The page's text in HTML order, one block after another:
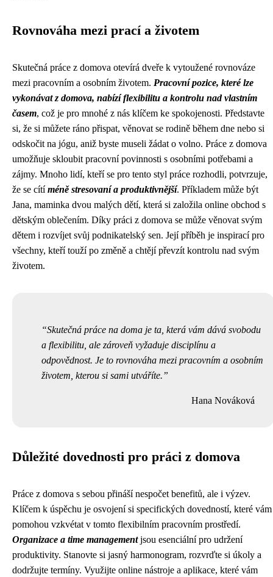
Rovnováha mezi prací a životem
Skutečná práce z domova otevírá dveře k vytoužené rovnováze
mezi pracovním a osobním životem. Pracovní pozice, které lze
vykonávat z domova, nabízí flexibilitu a kontrolu nad vlastním
časem, což je pro mnohé z nás klíčem ke spokojenosti. Představte
si, že si můžete ráno přispat, věnovat se rodině během dne nebo si
odskočit na jógu, aniž byste museli žádat o volno. Práce z domova
umožňuje skloubit pracovní povinnosti s osobními potřebami a
zájmy. Mnoho lidí, kteří se pro tento styl práce rozhodli, potvrzuje,
že se cítíméně stresovaní a produktivnější. Příkladem může být
Jana, maminka dvou malých dětí, která si založila online obchod s
dětským oblečením. Díky práci z domova se může věnovat svým
dětem i rozvíjet svůj podnikatelský sen. Její příběh je inspirací pro
všechny, kteří touží po změně a chtějí převzít kontrolu nad svým
životem.
Skutečná práce na doma je ta, která vám dává svobodu
a flexibilitu, ale zároveň vyžaduje disciplínu a
odpovědnost. Je to rovnováha mezi pracovním a osobním
životem, kterou si sami utváříte.
Hana Nováková
Důležité dovednosti pro práci z domova
Práce z domova s sebou přináší nespočet benefitů, ale i výzev.
Klíčem k úspěchu je osvojení si specifických dovedností, které vám
pomohou vzkvétat v tomto flexibilním pracovním prostředí.
Organizace a time managementjsou esenciální pro udržení
produktivity. Stanovte si jasný harmonogram, rozvrďte si úkoly a
dodržujte termíny. Využijte online nástroje a aplikace, které vám